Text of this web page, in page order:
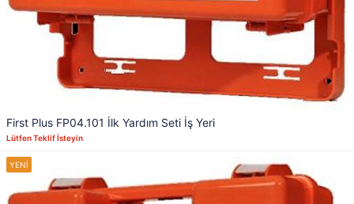
First Plus FP04.101 İlk Yardım Seti İş Yeri
Lütfen Teklif İsteyin